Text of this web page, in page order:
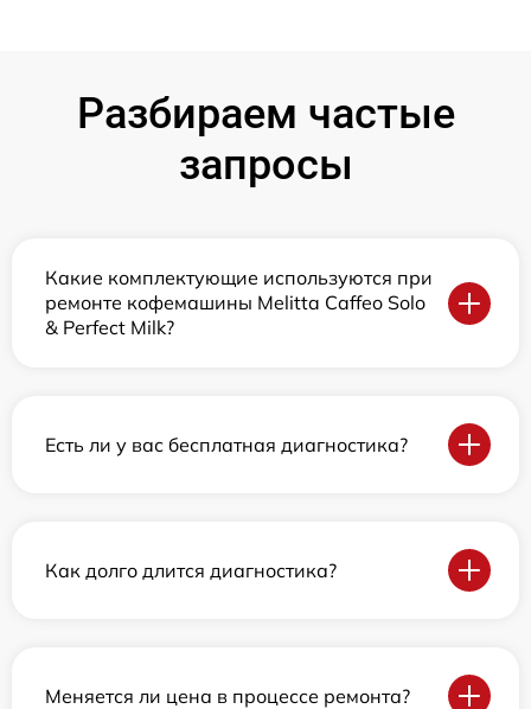
Разбираем частые
запросы
Какие комплектующие используются при
ремонте кофемашины Melitta Caffeo Solo
& Perfect Milk?
Есть ли у вас бесплатная диагностика?
Как долго длится диагностика?
Меняется ли цена в процессе ремонта?